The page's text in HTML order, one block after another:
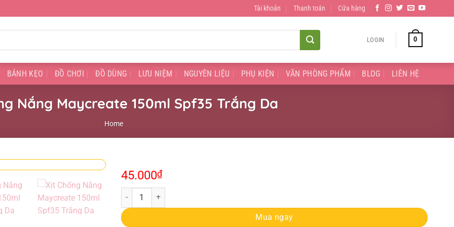
Tài khoản Thanh toán Cửa hàng
LOGIN 0
BÁNH KẸO ĐỒ CHƠI ĐỒ DÙNG LƯU NIỆM NGUYÊN LIỆU PHỤ KIỆN VĂN PHÒNG PHẨM BLOG LIÊN HỆ
Nắng Maycreate 150ml Spf35 Trắng Da
Home
45.000₫
Xịt Chống Nắng Maycreate 150ml Spf35 Trắng Da quantity
Mua ngay